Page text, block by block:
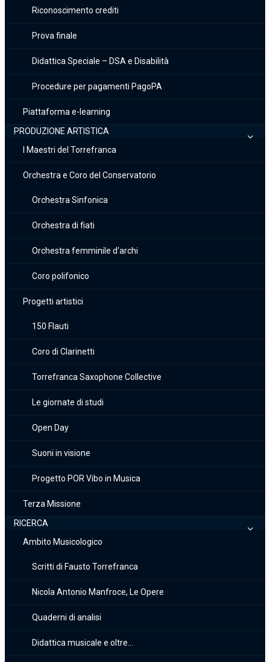
Riconoscimento crediti
Prova finale
Didattica Speciale – DSA e Disabilità
Procedure per pagamenti PagoPA
Piattaforma e-learning
PRODUZIONE ARTISTICA
I Maestri del Torrefranca
Orchestra e Coro del Conservatorio
Orchestra Sinfonica
Orchestra di fiati
Orchestra femminile d’archi
Coro polifonico
Progetti artistici
150 Flauti
Coro di Clarinetti
Torrefranca Saxophone Collective
Le giornate di studi
Open Day
Suoni in visione
Progetto POR Vibo in Musica
Terza Missione
RICERCA
Ambito Musicologico
Scritti di Fausto Torrefranca
Nicola Antonio Manfroce, Le Opere
Quaderni di analisi
Didattica musicale e oltre…